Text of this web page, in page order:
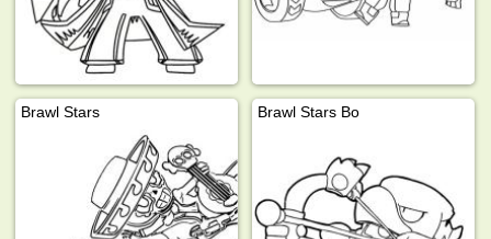
Brawl Stars Brawl Stars Bo